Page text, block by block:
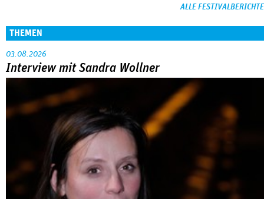
ALLE FESTIVALBERICHTE
THEMEN
03.08.2026
Interview mit Sandra Wollner